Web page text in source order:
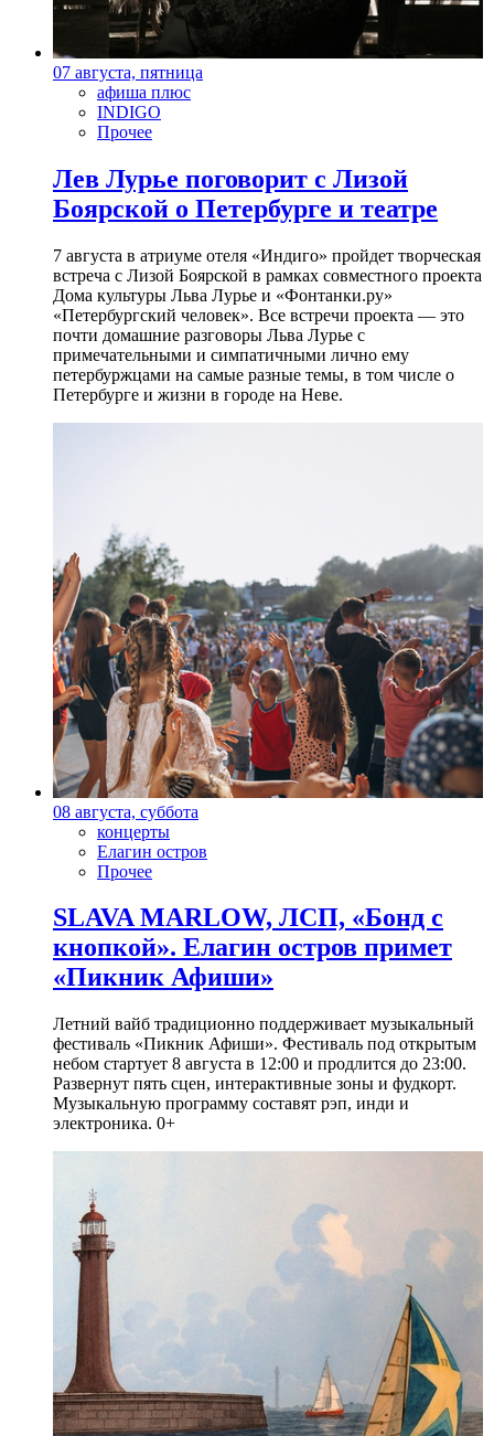
07 августа, пятница
афиша плюс
INDIGO
Прочее
Лев Лурье поговорит с Лизой
Боярской о Петербурге и театре
7 августа в атриуме отеля «Индиго» пройдет творческая
встреча с Лизой Боярской в рамках совместного проекта
Дома культуры Льва Лурье и «Фонтанки.ру»
«Петербургский человек». Все встречи проекта — это
почти домашние разговоры Льва Лурье с
примечательными и симпатичными лично ему
петербуржцами на самые разные темы, в том числе о
Петербурге и жизни в городе на Неве.
08 августа, суббота
концерты
Елагин остров
Прочее
SLAVA MARLOW, ЛСП, «Бонд с
кнопкой». Елагин остров примет
«Пикник Афиши»
Летний вайб традиционно поддерживает музыкальный
фестиваль «Пикник Афиши». Фестиваль под открытым
небом стартует 8 августа в 12:00 и продлится до 23:00.
Развернут пять сцен, интерактивные зоны и фудкорт.
Музыкальную программу составят рэп, инди и
электроника. 0+